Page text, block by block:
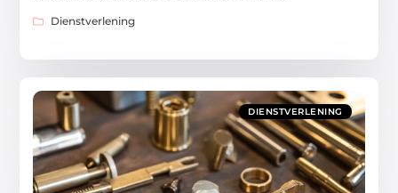
Dienstverlening
DIENSTVERLENING